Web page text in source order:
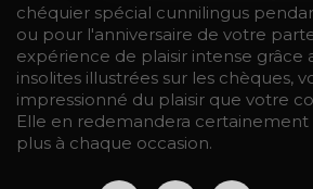
chéquier spécial cunnilingus
ou pour l'anniversaire de votre
expérience de plaisir intense grâce
insolites illustrées sur les chèques,
impressionné du plaisir que votre
Elle en redemandera
plus à chaque occasion.